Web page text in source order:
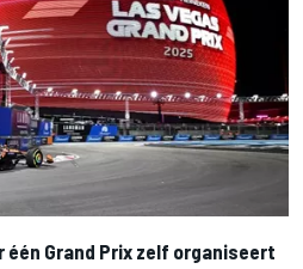
één Grand Prix zelf organiseert